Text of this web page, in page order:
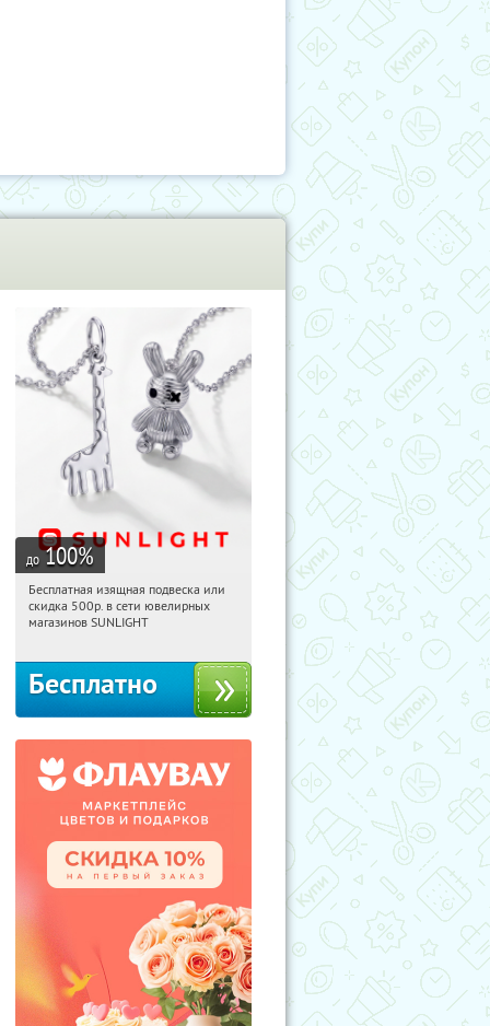
до 100%
02:52:52 Получили:
Россия
Бесплатная изящная подвеска или
скидка 500р. в сети ювелирных
магазинов SUNLIGHT
Бесплатно